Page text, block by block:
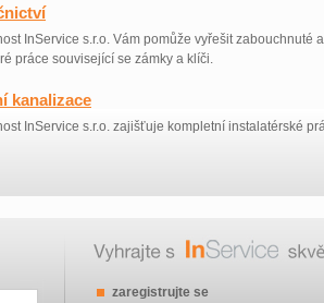
InService s.r.o. Vám pomůže vyřešit zabouchnuté
práce související se zámky a klíči.
kanalizace
InService s.r.o. zajišťuje kompletní instalatérské
zaregistrujte se